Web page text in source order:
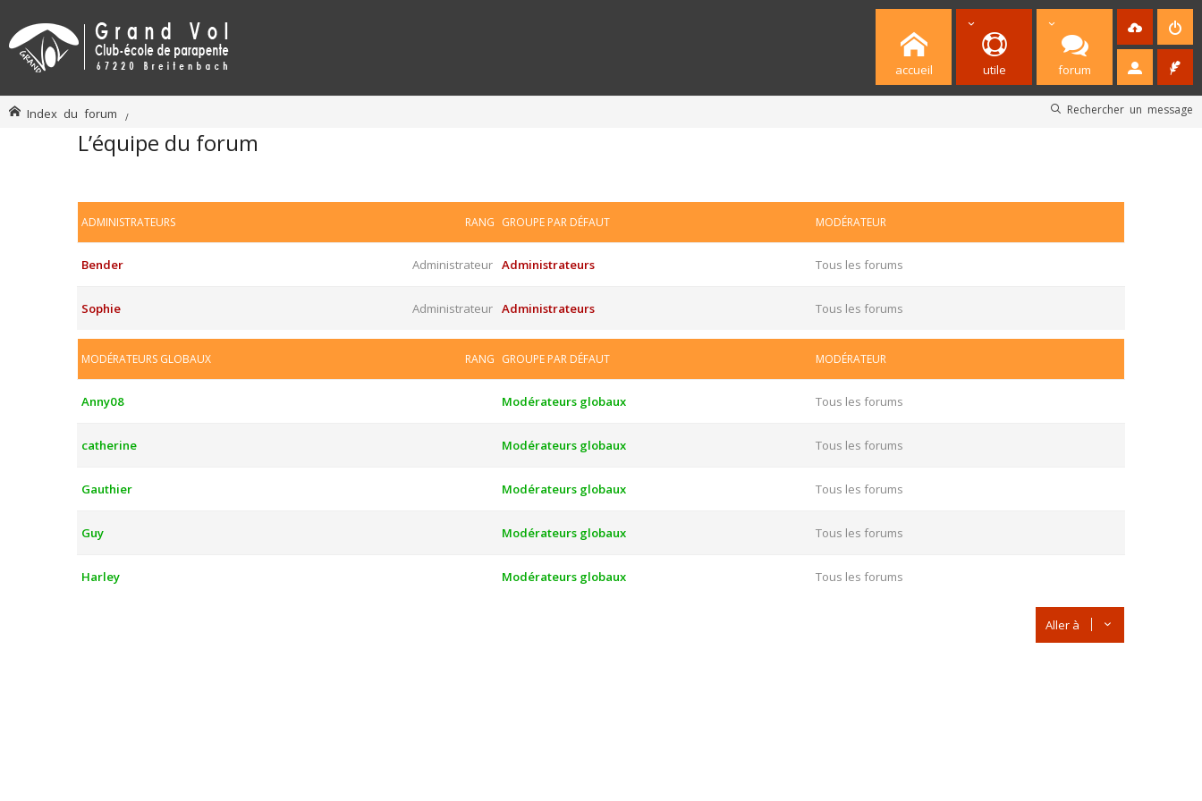
accueil utile forum
Rechercher un message
Index du forum
L’équipe du forum
RANG
ADMINISTRATEURS GROUPE PAR DÉFAUT MODÉRATEUR
Administrateur
Bender Administrateurs Tous les forums
Administrateur
Sophie Administrateurs Tous les forums
RANG
MODÉRATEURS GLOBAUX GROUPE PAR DÉFAUT MODÉRATEUR
Anny08 Modérateurs globaux Tous les forums
catherine Modérateurs globaux Tous les forums
Gauthier Modérateurs globaux Tous les forums
Guy Modérateurs globaux Tous les forums
Harley Modérateurs globaux Tous les forums
Aller à